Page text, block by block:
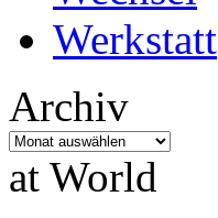
Werkstatt
Archiv
Archiv
at World